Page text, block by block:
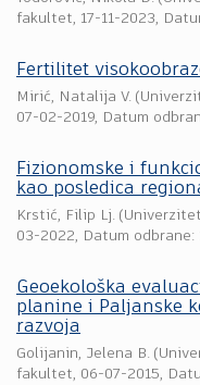
fakultet, 17-11-2023,
Fertilitet
Mirić, Natalija V. (
07-02-2019, Datum
Fizionomske i
kao posledica
Krstić, Filip Lj. (
03-2022, Datum odbrane:
Geoekološka
planine i Paljanske
razvoja
Golijanin, Jelena B. (
fakultet, 06-07-2015,